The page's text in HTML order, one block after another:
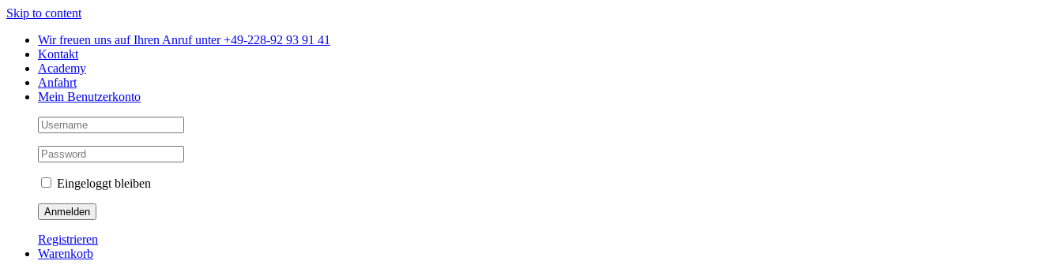
Skip to content
Wir freuen uns auf Ihren Anruf unter +49-228-92 93 91 41
Kontakt
Academy
Anfahrt
Mein Benutzerkonto
Eingeloggt bleiben
Registrieren
Warenkorb